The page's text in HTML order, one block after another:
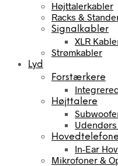
Højttalerkabler
Racks &
Signalkabler
XLR
Strømkabler
Lyd
Forstærkere
Højttalere
In-Ear
Mikrofoner &